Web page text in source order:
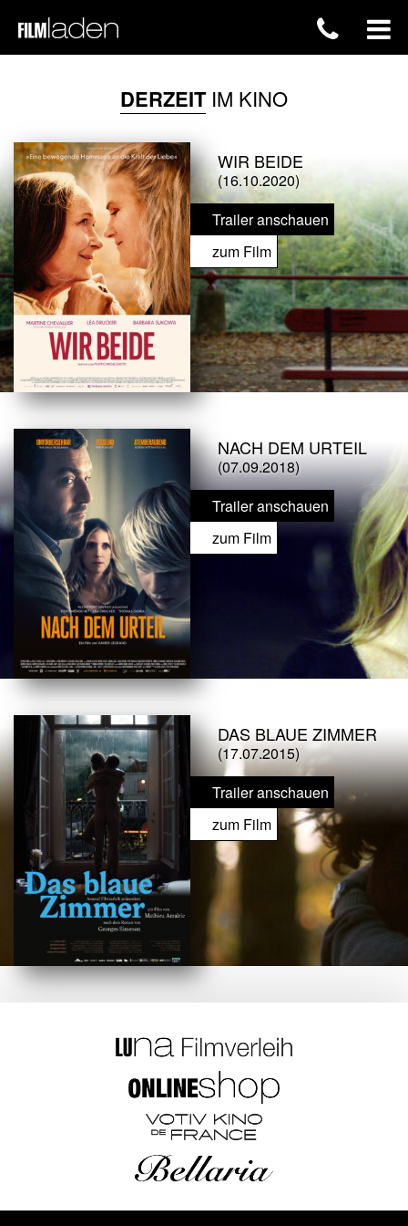
DERZEITIM KINO
WIR BEIDE
(16.10.2020)
Trailer anschauen
zum Film
NACH DEM URTEIL
(07.09.2018)
Trailer anschauen
zum Film
DAS BLAUE ZIMMER
(17.07.2015)
Trailer anschauen
zum Film